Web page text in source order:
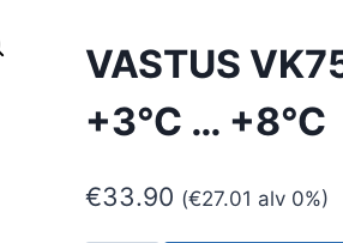
VASTUS
+3°C … +8°C
€33.90 (€27.01 alv 0%)